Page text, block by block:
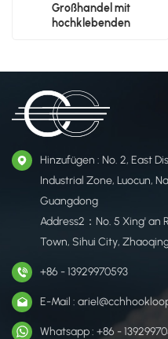
Großhandel mit
hochklebenden
Hinzufügen : No. 2, East
Industrial Zone, Luocun,
Guangdong
Address2：No. 5 Xing' an
Town, Sihui City,
+86 - 13929970593
E-Mail :
Whatsapp : +86 -